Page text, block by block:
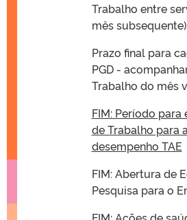
Trabalho entre
mês subsequente)
Prazo final para
PGD -
Trabalho do mês
FIM: Período
de Trabalho para
desempenho TAE
FIM: Abertura de
Pesquisa para o